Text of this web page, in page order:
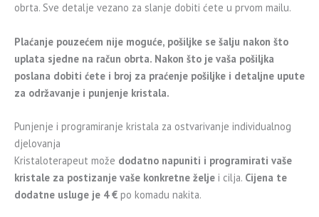
obrta. Sve detalje vezano za slanje dobiti ćete u prvom mailu.
Plaćanje pouzećem nije moguće, pošiljke se šalju nakon što
uplata sjedne na račun obrta. Nakon što je vaša pošiljka
poslana dobiti ćete i broj za praćenje pošiljke i detaljne upute
za održavanje i punjenje kristala.
Punjenje i programiranje kristala za ostvarivanje individualnog
djelovanja
Kristaloterapeut može dodatno napuniti i programirati vaše
kristale za postizanje vaše konkretne želje i cilja. Cijena te
dodatne usluge je 4 € po komadu nakita.